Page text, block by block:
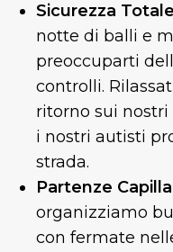
Sicurezza
notte di balli e
preoccuparti
controlli.
ritorno sui
i nostri autisti
strada.
Partenze
organizziamo
con fermate